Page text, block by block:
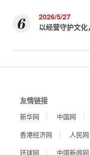
2026/5/27
以经营守护文
友情链接
新华网 中国网
香港经济网
人民网
环球网
中国新闻网